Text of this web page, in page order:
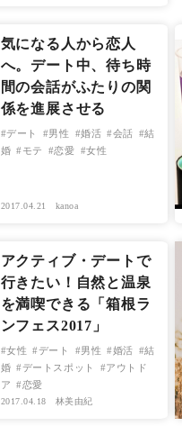
気になる人から恋人
へ。デート中、待ち時
間の会話がふたりの関
係を進展させる
デート 男性 婚活 会話
結
婚
モテ 恋愛 女性
2017.04.21 kanoa
アクティブ・デートで
行きたい！自然と温泉
を満喫できる「箱根ラ
ンフェス2017」
女性 デート 男性 婚活
結
婚
デートスポット
アウトド
ア
恋愛
2017.04.18 林美由紀